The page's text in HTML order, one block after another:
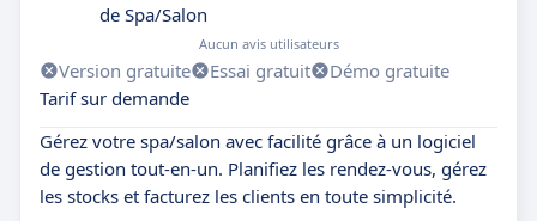
de Spa/Salon
Aucun avis utilisateurs
Version gratuite Essai gratuit
Démo gratuite
Tarif sur demande
Gérez votre spa/salon avec facilité grâce à un logiciel
de gestion tout-en-un. Planifiez les rendez-vous, gérez
les stocks et facturez les clients en toute simplicité.